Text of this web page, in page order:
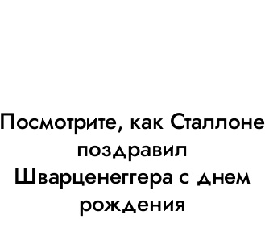
Посмотрите, как Сталлоне
поздравил
Шварценеггера с днем
рождения